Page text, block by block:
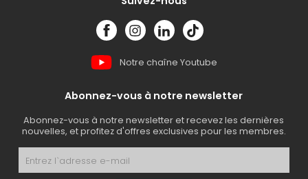
Notre chaîne Youtube
Abonnez-vous à notre newsletter
Abonnez-vous à notre newsletter et recevez les dernières
nouvelles, et profitez d'offres exclusives pour les membres.